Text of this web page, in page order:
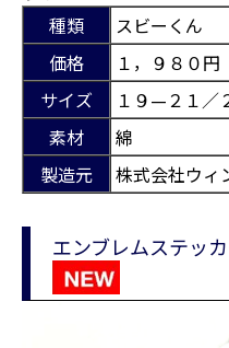
種類
スビーくん
価格
１，９８０円
サイズ
１９—２１／
素材
綿
製造元
株式会社ウィ
エンブレムステッ